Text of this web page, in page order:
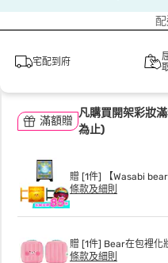
宅配到府
滿額贈
凡購買開架彩妝
為止)
贈 [1件] 【Wasabi
條款及細則
贈 [1件] Bear在包裡
條款及細則